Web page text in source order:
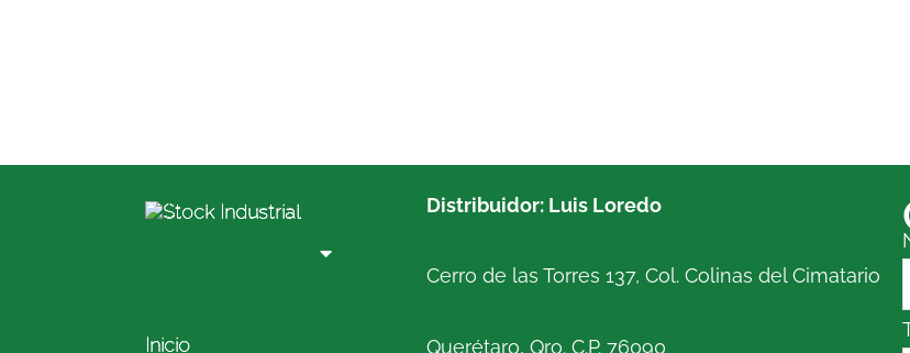
Inicio
Distribuidor: Luis Loredo
Cerro de las Torres 137, Col. Colinas del Cimatario
Querétaro, Qro. C.P. 76090